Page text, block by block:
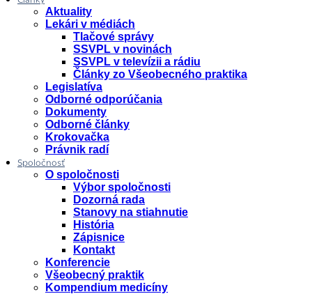
Aktuality
Lekári v médiách
Tlačové správy
SSVPL v novinách
SSVPL v televízii a rádiu
Články zo Všeobecného praktika
Legislatíva
Odborné odporúčania
Dokumenty
Odborné články
Krokovačka
Právnik radí
Spoločnosť
O spoločnosti
Výbor spoločnosti
Dozorná rada
Stanovy na stiahnutie
História
Zápisnice
Kontakt
Konferencie
Všeobecný praktik
Kompendium medicíny